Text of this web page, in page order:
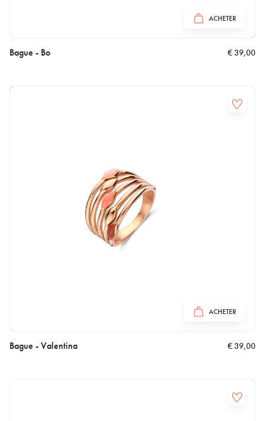
ACHETER
Bague - Bo €39,00
ACHETER
Bague - Valentina €39,00